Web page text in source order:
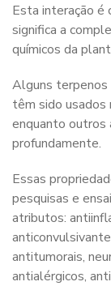
Esta interação é
significa a
químicos da
Alguns terpenos
têm sido usados
enquanto outros
profundamente.
Essas
pesquisas e
atributos:
antitumorais,
antialérgicos,